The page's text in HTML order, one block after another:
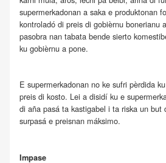
supermerkadonan a saka e produktonan
kontroladó di preis di gobièrnu bonerianu
pasobra nan tabata bende sierto
ku gobièrnu a pone.
E supermerkadonan no ke sufri pèrdida
preis di kosto. Lei a disidí ku e
di aña pasá ta kastigabel i ta riska un but
surpasá e preisnan máksimo.
Impase